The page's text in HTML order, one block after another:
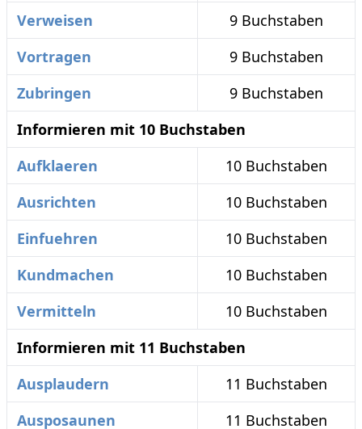
Verweisen
9 Buchstaben
Vortragen
9 Buchstaben
Zubringen
9 Buchstaben
Informieren mit 10 Buchstaben
Aufklaeren
10 Buchstaben
Ausrichten
10 Buchstaben
Einfuehren
10 Buchstaben
Kundmachen
10 Buchstaben
Vermitteln
10 Buchstaben
Informieren mit 11 Buchstaben
Ausplaudern
11 Buchstaben
Ausposaunen
11 Buchstaben